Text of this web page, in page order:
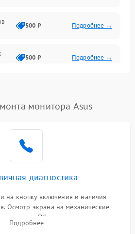
500 ₽ Подробнее →
500 ₽ Подробнее →
1000 ₽
1000 ₽ Подробнее →
1000 ₽
монитора Asus
диагностика
на кнопку включения и наличия
Осмотр экрана на механические
к ПК для оценки вывода
и выявления артефактов на
Подробнее